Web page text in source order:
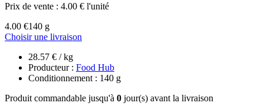
Prix de vente : 4.00 € l'unité
4.00 €140 g
Choisir une livraison
28.57 € / kg
Producteur : Food Hub
Conditionnement : 140 g
Produit commandable jusqu'à 0 jour(s) avant la livraison